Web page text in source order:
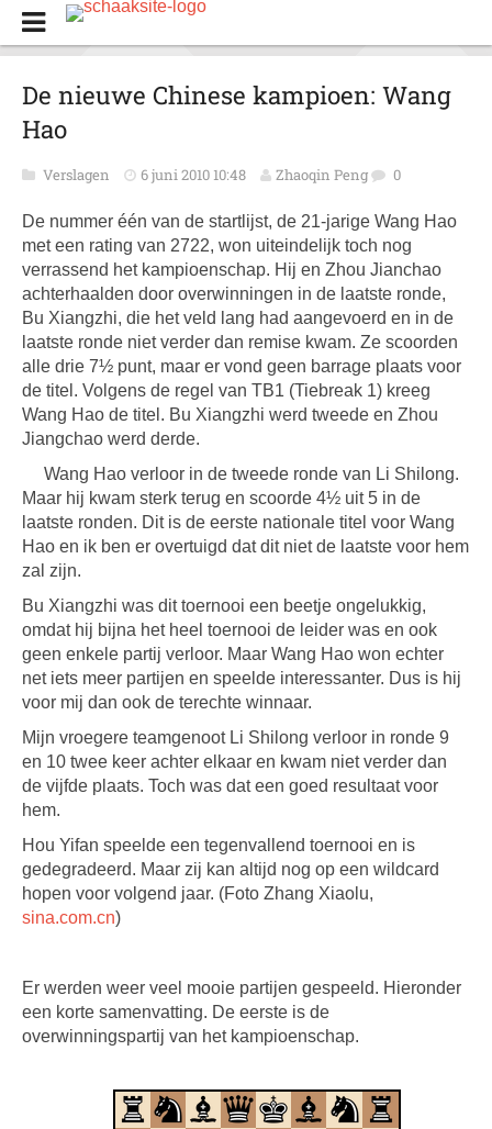
De nieuwe Chinese kampioen: Wang
Hao
Verslagen 6 juni 2010 10:48 Zhaoqin Peng 0
De nummer één van de startlijst, de 21-jarige Wang Hao
met een rating van 2722, won uiteindelijk toch nog
verrassend het kampioenschap. Hij en Zhou Jianchao
achterhaalden door overwinningen in de laatste ronde,
Bu Xiangzhi, die het veld lang had aangevoerd en in de
laatste ronde niet verder dan remise kwam. Ze scoorden
alle drie 7½ punt, maar er vond geen barrage plaats voor
de titel. Volgens de regel van TB1 (Tiebreak 1) kreeg
Wang Hao de titel. Bu Xiangzhi werd tweede en Zhou
Jiangchao werd derde.
Wang Hao verloor in de tweede ronde van Li Shilong.
Maar hij kwam sterk terug en scoorde 4½ uit 5 in de
laatste ronden. Dit is de eerste nationale titel voor Wang
Hao en ik ben er overtuigd dat dit niet de laatste voor hem
zal zijn.
Bu Xiangzhi was dit toernooi een beetje ongelukkig,
omdat hij bijna het heel toernooi de leider was en ook
geen enkele partij verloor. Maar Wang Hao won echter
net iets meer partijen en speelde interessanter. Dus is hij
voor mij dan ook de terechte winnaar.
Mijn vroegere teamgenoot Li Shilong verloor in ronde 9
en 10 twee keer achter elkaar en kwam niet verder dan
de vijfde plaats. Toch was dat een goed resultaat voor
hem.
Hou Yifan speelde een tegenvallend toernooi en is
gedegradeerd. Maar zij kan altijd nog op een wildcard
hopen voor volgend jaar. (Foto Zhang Xiaolu,
sina.com.cn)
Er werden weer veel mooie partijen gespeeld. Hieronder
een korte samenvatting. De eerste is de
overwinningspartij van het kampioenschap.